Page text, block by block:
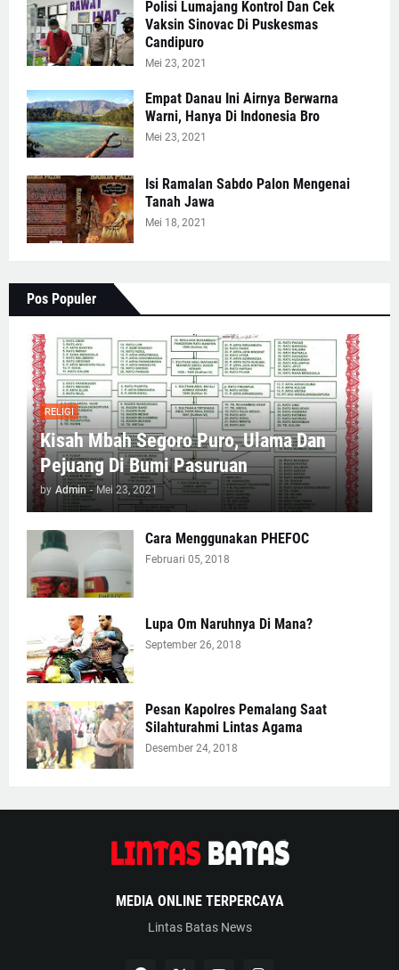
Polisi Lumajang Kontrol Dan Cek
Vaksin Sinovac Di Puskesmas
Candipuro
Mei 23, 2021
Empat Danau Ini Airnya Berwarna
Warni, Hanya Di Indonesia Bro
Mei 23, 2021
Isi Ramalan Sabdo Palon Mengenai
Tanah Jawa
Mei 18, 2021
Pos Populer
RELIGI
Kisah Mbah Segoro Puro, Ulama Dan
Pejuang Di Bumi Pasuruan
by Admin - Mei 23, 2021
Cara Menggunakan PHEFOC
Februari 05, 2018
Lupa Om Naruhnya Di Mana?
September 26, 2018
Pesan Kapolres Pemalang Saat
Silahturahmi Lintas Agama
Desember 24, 2018
MEDIA ONLINE TERPERCAYA
Lintas Batas News